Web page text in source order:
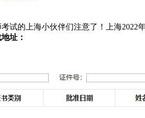
的上海小伙伴们注意了！上海2022
址：